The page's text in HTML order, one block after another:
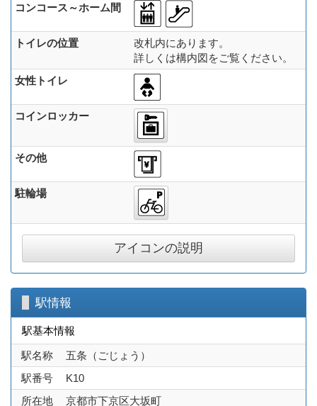
コンコース～ホーム間
トイレの位置
改札内にあります。
詳しくは構内図をご覧ください。
女性トイレ
コインロッカー
その他
駐輪場
アイコンの説明
駅情報
駅基本情報
駅名称
五条（ごじょう）
駅番号
K10
所在地
京都市下京区大坂町